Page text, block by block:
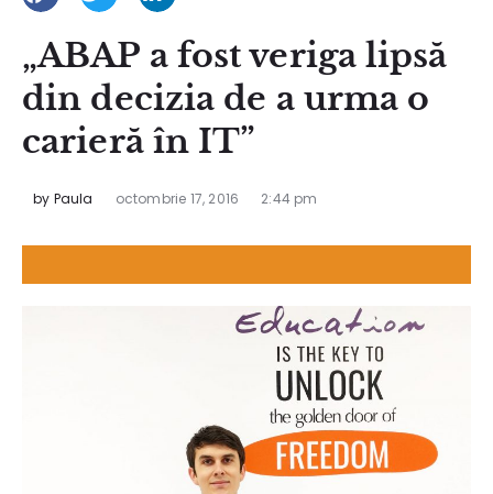
„ABAP a fost veriga lipsă
din decizia de a urma o
carieră în IT”
by Paula octombrie 17, 2016 2:44 pm